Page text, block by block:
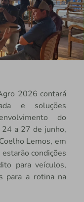
2026 contará
e soluções
do
24 a 27 de junho,
Lemos, em
condições
para veículos,
para a rotina na